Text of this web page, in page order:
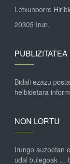
Letxunborro
20305 Irun.
PUBLIZITATEA
Bidali ezazu
helbidetara
NON LORTU
Irungo auzoetan
udal bulegoak …